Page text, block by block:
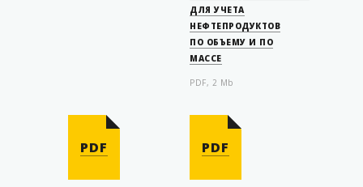
ДЛЯ УЧЕТА
НЕФТЕПРОДУКТОВ
ПО ОБЪЕМУ И ПО
МАССЕ
PDF, 2 Mb
PDF PDF